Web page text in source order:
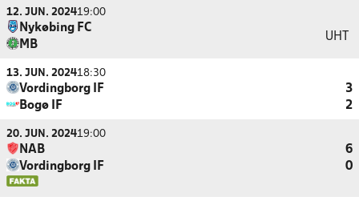
12. JUN. 202419:00
Nykøbing FC
MB
UHT
13. JUN. 202418:30
Vordingborg IF
3
Bogø IF
2
20. JUN. 202419:00
NAB
6
Vordingborg IF
0